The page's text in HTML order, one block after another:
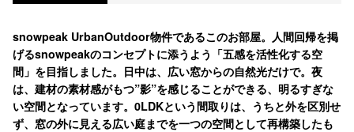
snowpeak UrbanOutdoor物件であるこのお部屋。人間回帰を掲
げるsnowpeakのコンセプトに添うよう「五感を活性化する空
間」を目指しました。日中は、広い窓からの自然光だけで。夜
は、建材の素材感がもつ”影”を感じることができる、明るすぎな
い空間となっています。0LDKという間取りは、うちと外を区別せ
ず、窓の外に見える広い庭までを一つの空間として再構築したも